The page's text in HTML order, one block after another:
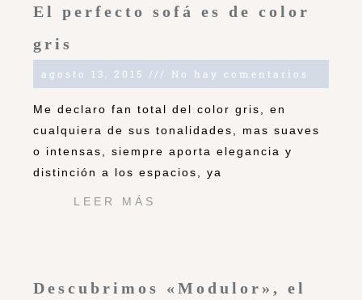
El perfecto sofá es de color
gris
agosto 13, 2015 No hay comentarios
Me declaro fan total del color gris, en
cualquiera de sus tonalidades, mas suaves
o intensas, siempre aporta elegancia y
distinción a los espacios, ya
LEER MÁS
Descubrimos «Modulor», el